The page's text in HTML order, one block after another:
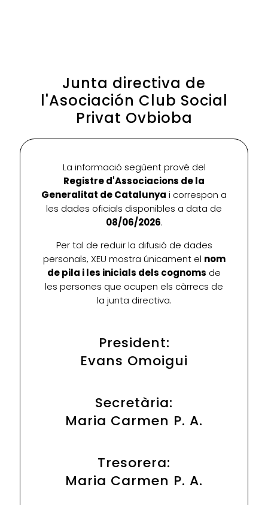
Junta directiva de
l'Asociación Club Social
Privat Ovbioba
La informació següent prové del
Registre d'Associacions de la
Generalitat de Catalunya i correspon a
les dades oficials disponibles a data de
08/06/2026.
Per tal de reduir la difusió de dades
personals, XEU mostra únicament el nom
de pila i les inicials dels cognoms de
les persones que ocupen els càrrecs de
la junta directiva.
President:
Evans Omoigui
Secretària:
Maria Carmen P. A.
Tresorera:
Maria Carmen P. A.